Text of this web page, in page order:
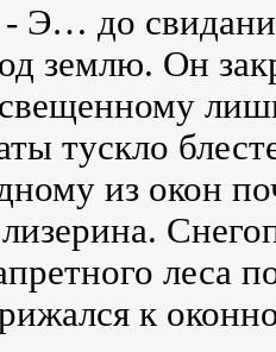
Э… до
землю. Он
тускло
из окон
леса
к